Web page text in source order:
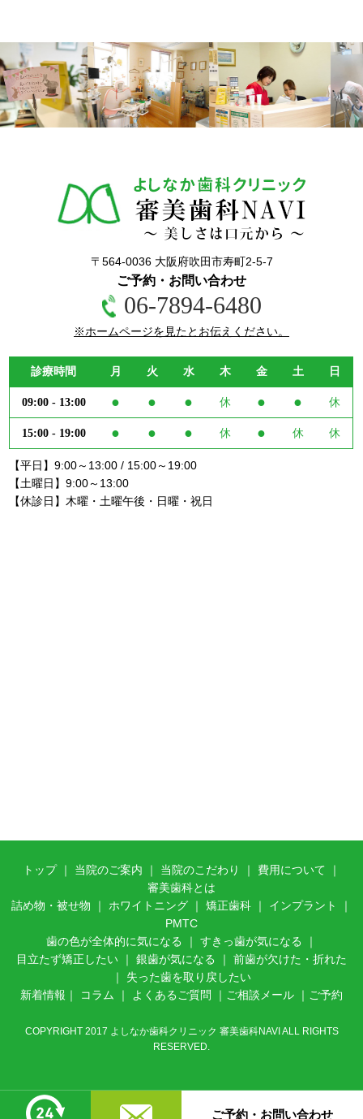
ご予約・お問い合わせ
〒564-0036 大阪府吹田市寿町2-5-7
ご予約・お問い合わせ
06-7894-6480
※ホームページを見たとお伝えください。
診療時間 月 火 水 木 金 土 日
09:00 - 13:00 ● ● ● 休 ● ● 休
15:00 - 19:00 ● ● ● 休 ● 休 休
【平日】9:00～13:00 / 15:00～19:00
【土曜日】9:00～13:00
【休診日】木曜・土曜午後・日曜・祝日
トップ｜ 当院のご案内 ｜ 当 院のこだわり ｜ 費用について ｜
審美歯科とは
詰め物・被せ物 ｜ ホワイトニング ｜ 矯正歯科 ｜ インプラント
｜
PMTC
歯の色が全体的に気になる
｜ すきっ歯が気になる
｜
目立たず矯正したい ｜ 銀歯が気になる ｜ 前歯が欠けた・折れた
｜ 失った歯を取り戻したい
新着情報 ｜ コラム ｜ よくあるご質問 ｜ ご相談メール ｜ ご予約
COPYRIGHT 2017 よしなか歯科クリニック 審美歯科NAVI ALL RIGHTS
RESERVED.